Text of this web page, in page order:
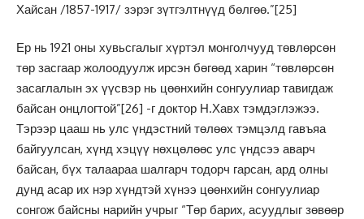
Хайсан /1857-1917/ зэрэг зүтгэлтнүүд бөлгөө.”[25]
Ер нь 1921 оны хувьсгалыг хүртэл монголчууд төвлөрсөн
төр засгаар жолоодуулж ирсэн бөгөөд харин “төвлөрсөн
засаглалын эх үүсвэр нь цөөнхийн сонгуулиар тавигдаж
байсан онцлогтой”[26] -г доктор Н.Хавх тэмдэглэжээ.
Тэрээр цааш нь улс үндэстний төлөөх тэмцэлд гавъяа
байгуулсан, хүнд хэцүү нөхцөлөөс улс үндсээ аварч
байсан, бүх талаараа шалгарч тодорч гарсан, ард олны
дунд асар их нэр хүндтэй хүнээ цөөнхийн сонгуулиар
сонгож байсны нарийн учрыг “Төр барих, асуудлыг зөвөөр